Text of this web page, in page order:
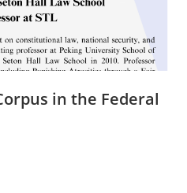
in the Federal